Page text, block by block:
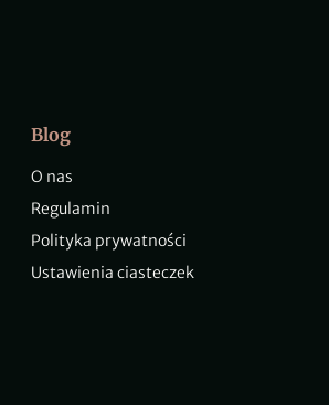
Blog
O nas
Regulamin
Polityka prywatności
Ustawienia ciasteczek